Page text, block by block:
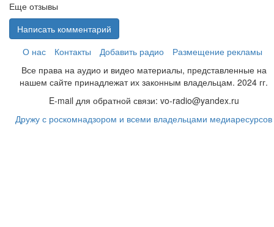
Еще отзывы
Написать комментарий
О нас
Контакты Добавить радио
Размещение рекламы
Все права на аудио и видео материалы, представленные на
нашем сайте принадлежат их законным владельцам. 2024 гг.
E-mail для обратной связи: vo-radio@yandex.ru
Дружу с роскомнадзором и всеми владельцами медиаресурсов